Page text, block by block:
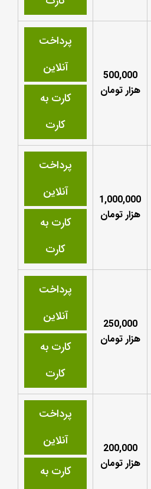
500,000
هزار تومان
پرداخت
آنلاین
کارت به
کارت
1,000,000
هزار تومان
پرداخت
آنلاین
کارت به
کارت
250,000
هزار تومان
پرداخت
آنلاین
کارت به
کارت
200,000
هزار تومان
پرداخت
آنلاین
کارت به